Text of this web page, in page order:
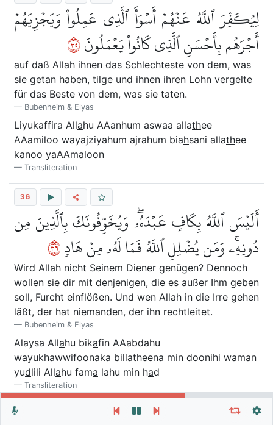
لِيُكَفِّرَ ٱللَّهُ عَنۡهُمۡ أَسۡوَأَ ٱلَّذِي عَمِلُواْ وَيَجۡزِيَهُمۡ
أَجۡرَهُم بِأَحۡسَنِ ٱلَّذِي كَانُواْ يَعۡمَلُونَ٥٣
auf daß Allah ihnen das Schlechteste von dem, was
sie getan haben, tilge und ihnen ihren Lohn vergelte
für das Beste von dem, was sie taten.
Bubenheim & Elyas
Liyukaffira Allahu AAanhum aswaa allathee
AAamiloo wayajziyahum ajrahum biahsani allathee
kanoo yaAAmaloon
Transliteration
36
أَلَيۡسَ ٱللَّهُ بِكَافٍ عَبۡدَهُۥۖ وَيُخَوِّفُونَكَ بِٱلَّذِينَ مِن
دُونِهِۦۚ وَمَن يُضۡلِلِ ٱللَّهُ فَمَا لَهُۥ مِنۡ هَادٖ٦٣
Wird Allah nicht Seinem Diener genügen? Dennoch
wollen sie dir mit denjenigen, die es außer Ihm geben
soll, Furcht einflößen. Und wen Allah in die Irre gehen
läßt, der hat niemanden, der ihn rechtleitet.
Bubenheim & Elyas
Alaysa Allahu bikafin AAabdahu
wayukhawwifoonaka billatheena min doonihi waman
yudlili Allahu fama lahu min had
Transliteration